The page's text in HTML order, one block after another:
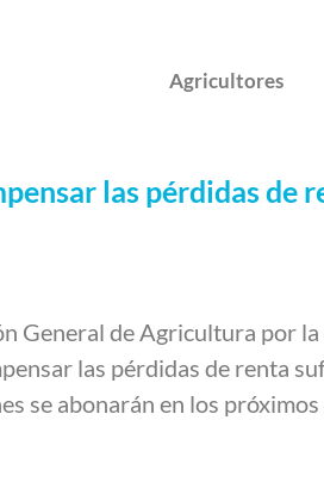
Agricultores
las pérdidas de
General de Agricultura por
las pérdidas de renta
se abonarán en los